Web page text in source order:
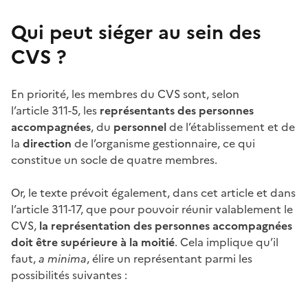
Qui peut siéger au sein des
CVS ?
En priorité, les membres du CVS sont, selon
l’article 311-5, les représentants des personnes
accompagnées, du personnelde l’établissement et de
la direction de l’organisme gestionnaire, ce qui
constitue un socle de quatre membres.
Or, le texte prévoit également, dans cet article et dans
l’article 311-17, que pour pouvoir réunir valablement le
CVS, la représentation des personnes accompagnées
doit être supérieure à la moitié. Cela implique qu’il
faut,a minima, élire un représentant parmi les
possibilités suivantes :